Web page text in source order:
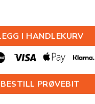
120X47X2000MM antall
I HANDLEKURV
BESTILL PRØVEBIT